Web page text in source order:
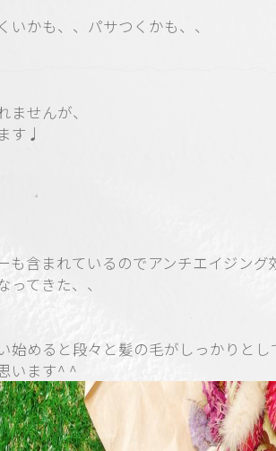
いかも、、パサつくかも、、
ませんが、
す♩
も含まれているのでアンチエイジング
てきた、、
始めると段々と髪の毛がしっかりとし
います^ ^